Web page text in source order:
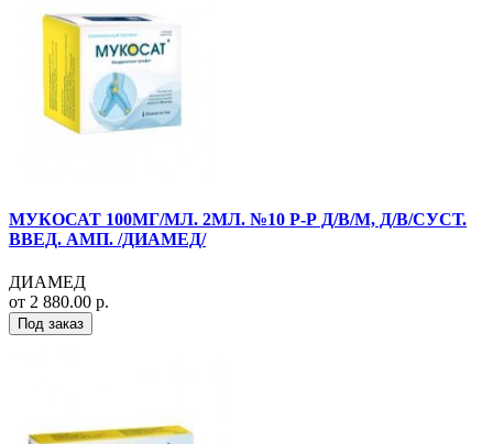
МУКОСАТ 100МГ/МЛ. 2МЛ. №10 Р-Р Д/В/М, Д/В/СУСТ.
ВВЕД. АМП. /ДИАМЕД/
ДИАМЕД
от 2 880.00 р.
Под заказ